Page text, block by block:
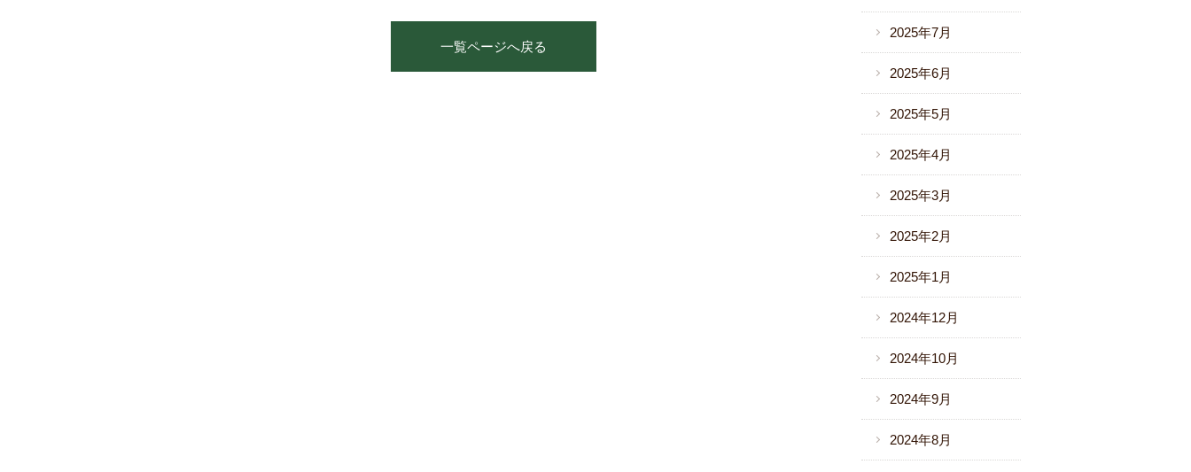
一覧ページへ戻る
2025年7月
2025年6月
2025年5月
2025年4月
2025年3月
2025年2月
2025年1月
2024年12月
2024年10月
2024年9月
2024年8月